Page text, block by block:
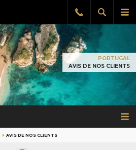
le
Afficher
la
Rappel
gratuit
PORTUGAL
AVIS DE NOS CLIENTS
AVIS DE NOS CLIENTS